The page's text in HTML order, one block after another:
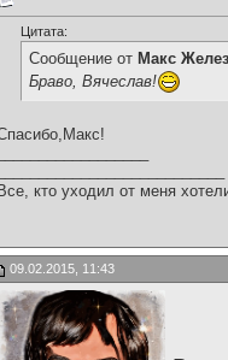
Цитата:
Сообщение от Макс
Браво, Вячеслав!
Все, кто уходил от меня
09.02.2015, 11:43